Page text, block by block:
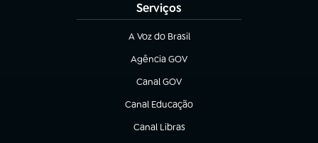
Serviços
A Voz do Brasil
(abre em nova aba)
Agência GOV
(abre em nova aba)
Canal GOV
(abre em nova aba)
Canal Educação
(abre em nova aba)
Canal Libras
(abre em nova aba)